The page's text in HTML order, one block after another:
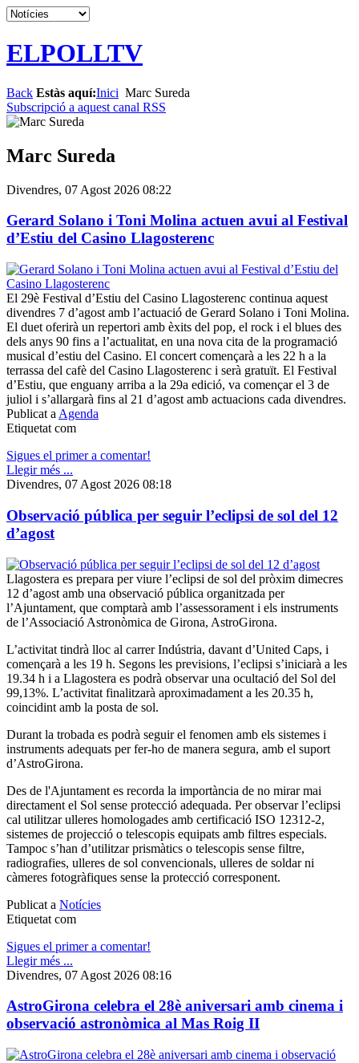
ELPOLLTV
Back Estàs aquí:Inici Marc Sureda
Subscripció a aquest canal RSS
Marc Sureda
Divendres, 07 Agost 2026 08:22
Gerard Solano i Toni Molina actuen avui al Festival
d’Estiu del Casino Llagosterenc
El 29è Festival d’Estiu del Casino Llagosterenc continua aquest
divendres 7 d’agost amb l’actuació de Gerard Solano i Toni Molina.
El duet oferirà un repertori amb èxits del pop, el rock i el blues des
dels anys 90 fins a l’actualitat, en una nova cita de la programació
musical d’estiu del Casino. El concert començarà a les 22 h a la
terrassa del cafè del Casino Llagosterenc i serà gratuït. El Festival
d’Estiu, que enguany arriba a la 29a edició, va començar el 3 de
juliol i s’allargarà fins al 21 d’agost amb actuacions cada divendres.
Publicat a Agenda
Etiquetat com
Sigues el primer a comentar!
Llegir més ...
Divendres, 07 Agost 2026 08:18
Observació pública per seguir l’eclipsi de sol del 12
d’agost
Llagostera es prepara per viure l’eclipsi de sol del pròxim dimecres
12 d’agost amb una observació pública organitzada per
l’Ajuntament, que comptarà amb l’assessorament i els instruments
de l’Associació Astronòmica de Girona, AstroGirona.
L’activitat tindrà lloc al carrer Indústria, davant d’United Caps, i
començarà a les 19 h. Segons les previsions, l’eclipsi s’iniciarà a les
19.34 h i a Llagostera es podrà observar una ocultació del Sol del
99,13%. L’activitat finalitzarà aproximadament a les 20.35 h,
coincidint amb la posta de sol.
Durant la trobada es podrà seguir el fenomen amb els sistemes i
instruments adequats per fer-ho de manera segura, amb el suport
d’AstroGirona.
Des de l'Ajuntament es recorda la importància de no mirar mai
directament el Sol sense protecció adequada. Per observar l’eclipsi
cal utilitzar ulleres homologades amb certificació ISO 12312-2,
sistemes de projecció o telescopis equipats amb filtres especials.
Tampoc s’han d’utilitzar prismàtics o telescopis sense filtre,
radiografies, ulleres de sol convencionals, ulleres de soldar ni
càmeres fotogràfiques sense la protecció corresponent.
Publicat a Notícies
Etiquetat com
Sigues el primer a comentar!
Llegir més ...
Divendres, 07 Agost 2026 08:16
AstroGirona celebra el 28è aniversari amb cinema i
observació astronòmica al Mas Roig II